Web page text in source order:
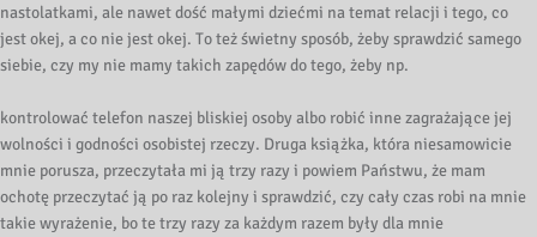
nastolatkami, ale nawet dość małymi dziećmi na temat relacji i tego, co
jest okej, a co nie jest okej. To też świetny sposób, żeby sprawdzić samego
siebie, czy my nie mamy takich zapędów do tego, żeby np.
kontrolować telefon naszej bliskiej osoby albo robić inne zagrażające jej
wolności i godności osobistej rzeczy. Druga książka, która niesamowicie
mnie porusza, przeczytała mi ją trzy razy i powiem Państwu, że mam
ochotę przeczytać ją po raz kolejny i sprawdzić, czy cały czas robi na mnie
takie wyrażenie, bo te trzy razy za każdym razem były dla mnie